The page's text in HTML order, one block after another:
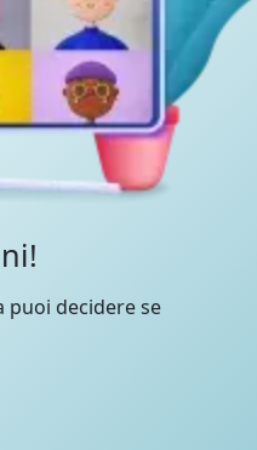
puoi decidere se